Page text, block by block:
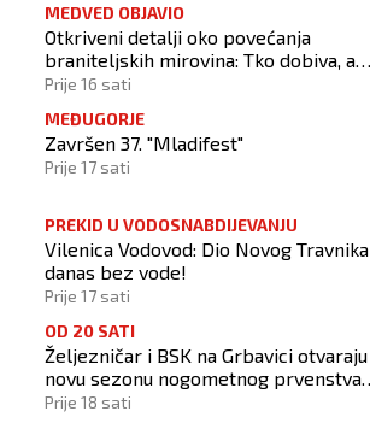
MEDVED OBJAVIO
Otkriveni detalji oko povećanja
braniteljskih mirovina: Tko dobiva, a
tko ne
Prije 16 sati
MEĐUGORJE
Završen 37. "Mladifest"
Prije 17 sati
PREKID U VODOSNABDIJEVANJU
Vilenica Vodovod: Dio Novog Travnika
danas bez vode!
Prije 17 sati
OD 20 SATI
Željezničar i BSK na Grbavici otvaraju
novu sezonu nogometnog prvenstva
BiH
Prije 18 sati